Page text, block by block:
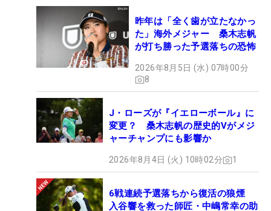
言葉（感想）が答えです。とてもよかったと思いま
す。子どもたちと最初に会ってから数時間でこんな
に変わるんだな、という経験をさせていただいて勉
強になりましたし、今後も続けて行こうと思ってお
勝はジュニアの素直な眼差しや受け答えの姿勢に感
銘を受けた。「目がキラキラしていて、心が洗われ
たというか、忘れかけていた気持ちを改めて思い出
すことができたなって。自分も勉強になることが多
かったです」。このイベントに参加したジュニアた
ちから、世界に飛び立っていくゴルファーが生まれ
昨年は「全く歯が立たなかっ
た」海外メジャー 桑木志帆
が打ち勝った予選落ちの恐怖
2026年8月5日 (水) 07時00分
8
J・ローズが『イエローボール』に
変更？ 桑木志帆の歴史的Vがメジ
ャーチャンプにも影響か
2026年8月4日 (火) 10時02分 1
6戦連続予選落ちから復活の狼煙
入谷響を救った師匠・中嶋常幸の助